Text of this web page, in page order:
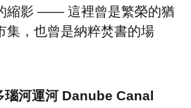
縮影 —— 這裡曾是繁榮的猶
集，也曾是納粹焚書的場
瑙河運河 Danube Canal